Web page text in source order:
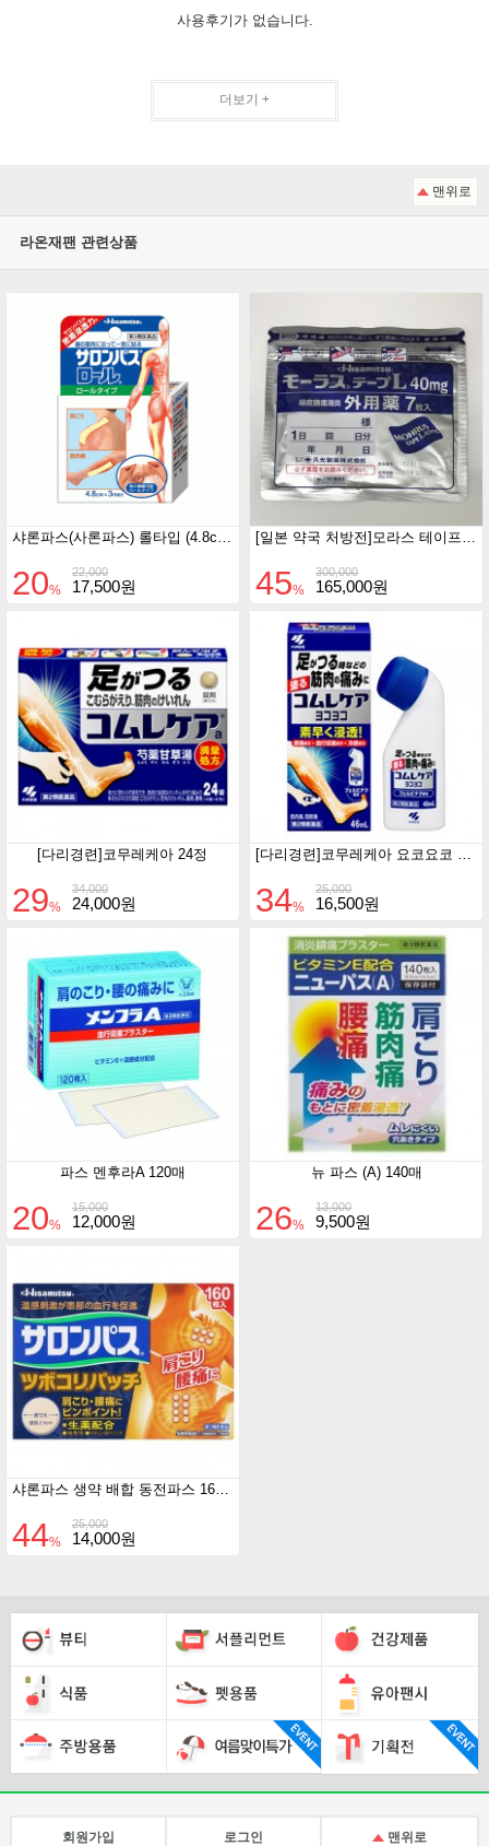
사용후기가 없습니다.
더보기 +
맨위로
라온재팬 관련상품
22,000
20% 17,500원
300,000
45% 165,000원
[다리경련]코무레케아 24정
34,000
29% 24,000원
[다리경련]코무레케아 요코요코 46ml
25,000
34% 16,500원
파스 멘후라A 120매
15,000
20% 12,000원
뉴 파스 (A) 140매
13,000
26% 9,500원
샤론파스 생약 배합 동전파스 160매
25,000
44% 14,000원
회원가입 로그인 맨위로